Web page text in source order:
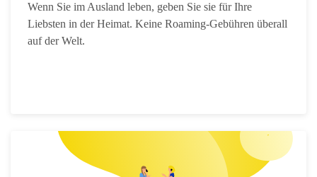
Wenn Sie im Ausland leben, geben Sie sie für Ihre
Liebsten in der Heimat. Keine Roaming-Gebühren überall
auf der Welt.